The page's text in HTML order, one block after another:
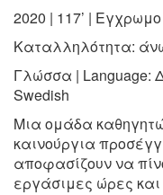
2020 | 117’ | Εγχρωμο
Καταλληλότητα:
Γλώσσα | Language:
Swedish
Μια ομάδα
καινούργια
αποφασίζουν να
εργάσιμες ώρες